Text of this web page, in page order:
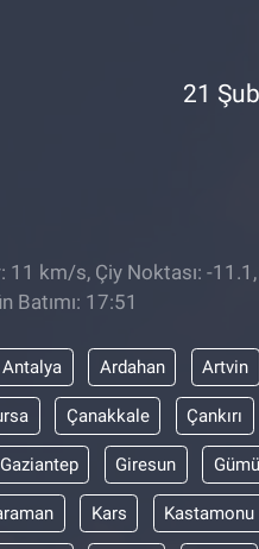
21
11 km/s, Çiy Noktası: -11.1,
Batımı: 17:51
Antalya Ardahan Artvin
Çanakkale Çankırı
Gaziantep Giresun
Kars Kastamonu